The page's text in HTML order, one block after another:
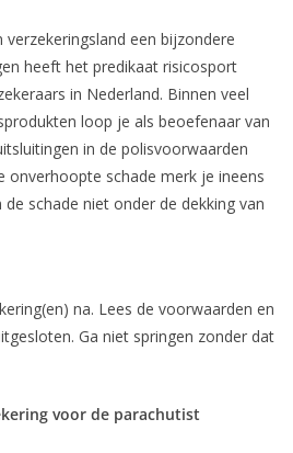
een bijzondere
heeft het predikaat risicosport
in Nederland. Binnen veel
loop je als beoefenaar van
in de polisvoorwaarden
onverhoopte schade merk je ineens
schade niet onder de dekking van
na. Lees de voorwaarden en
Ga niet springen zonder dat
voor de parachutist